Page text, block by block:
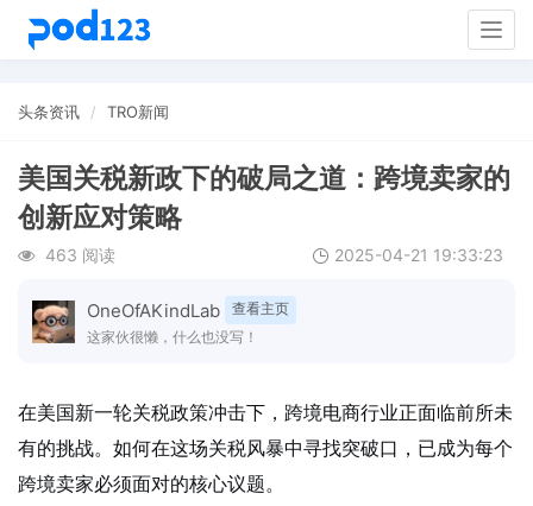
头条资讯 TRO新闻
美国关税新政下的破局之道：跨境卖家的
创新应对策略
463 阅读 2025-04-21 19:33:23
OneOfAKindLab
查看主页
这家伙很懒，什么也没写！
在美国新一轮关税政策冲击下，跨境电商行业正面临前所未
有的挑战。如何在这场关税风暴中寻找突破口，已成为每个
跨境卖家必须面对的核心议题。